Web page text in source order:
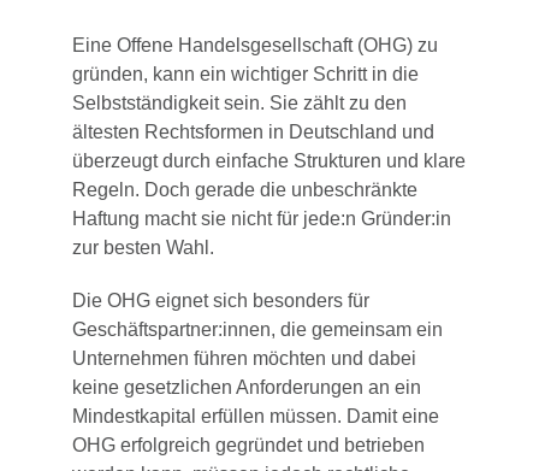
Eine Offene Handelsgesellschaft (OHG) zu
gründen, kann ein wichtiger Schritt in die
Selbstständigkeit sein. Sie zählt zu den
ältesten Rechtsformen in Deutschland und
überzeugt durch einfache Strukturen und klare
Regeln. Doch gerade die unbeschränkte
Haftung macht sie nicht für jede:n Gründer:in
zur besten Wahl.
Die OHG eignet sich besonders für
Geschäftspartner:innen, die gemeinsam ein
Unternehmen führen möchten und dabei
keine gesetzlichen Anforderungen an ein
Mindestkapital erfüllen müssen. Damit eine
OHG erfolgreich gegründet und betrieben